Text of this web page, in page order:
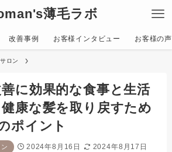
薄毛ラボ
改善事例 お客様インタビュー お客様の
ロン
に効果的な食事と生活
康な髪を取り戻すため
ポイント
2024年8月16日 2024年8月17日